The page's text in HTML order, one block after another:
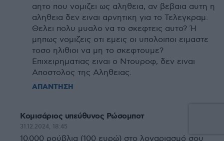
αητο που νομιζει ως αληθεια, αν βεβαια αυτη η
αληθεια δεν ειναι αρνητικη για το Τελεγκραμ.
Θελει πολυ μυαλο να το σκεφτεις αυτο? Ή
μηπως νομιζεις οτι εμεις οι υπολοιποι ειμαστε
τοσο ηλιθιοι να μη το σκεφτουμε?
Επιχειρηματιας ειναι ο Ντουροφ, δεν ειναι
Αποστολος της Αληθειας.
ΑΠΑΝΤΗΣΗ
Κομισάριος υπεύθυνος Ρώσομποτ
31.12.2024, 18:45
10.000 ρούβλια (100 ευρώ) στο λογαριασμό σου